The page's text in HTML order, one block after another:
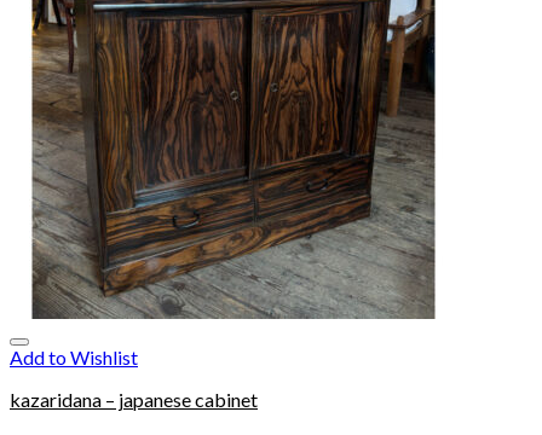
Add to Wishlist
kazaridana – japanese cabinet